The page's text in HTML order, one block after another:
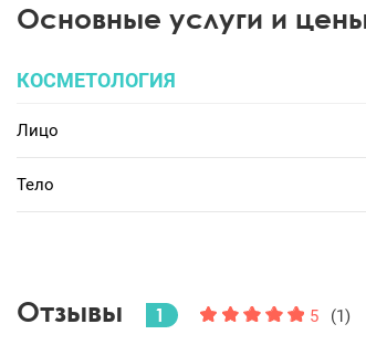
Основные услуги и
КОСМЕТОЛОГИЯ
Лицо
Тело
Отзывы 1 5 (1)